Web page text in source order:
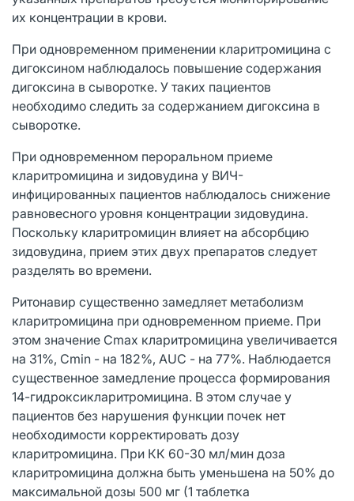
их концентрации в крови.
При одновременном применении кларитромицина с
дигоксином наблюдалось повышение содержания
дигоксина в сыворотке. У таких пациентов
необходимо следить за содержанием дигоксина в
сыворотке.
При одновременном пероральном приеме
кларитромицина и зидовудина у ВИЧ-
инфицированных пациентов наблюдалось снижение
равновесного уровня концентрации зидовудина.
Поскольку кларитромицин влияет на абсорбцию
зидовудина, прием этих двух препаратов следует
разделять во времени.
Ритонавир существенно замедляет метаболизм
кларитромицина при одновременном приеме. При
этом значение Сmax кларитромицина увеличивается
на 31%, Cmin - на 182%, AUC - на 77%. Наблюдается
существенное замедление процесса формирования
14-гидроксикларитромицина. В этом случае у
пациентов без нарушения функции почек нет
необходимости корректировать дозу
кларитромицина. При КК 60-30 мл/мин доза
кларитромицина должна быть уменьшена на 50% до
максимальной дозы 500 мг (1 таблетка